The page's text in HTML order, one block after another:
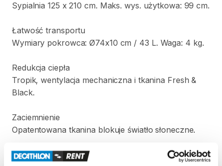
Sypialnia 125 x 210 cm. Maks. wys. użytkowa: 99 cm.
Łatwość transportu
Wymiary pokrowca: Ø74x10 cm ​/​ 43 L. Waga: 4 kg.
Redukcja ciepła
Tropik​,​ wentylacja mechaniczna i tkanina Fresh &
Black.
Zaciemnienie
Opatentowana tkanina blokuje światło słoneczne.
Odporność na
wiatr